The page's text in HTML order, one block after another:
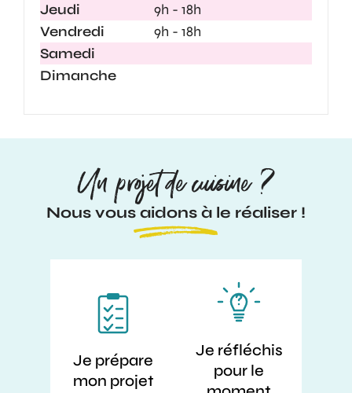
Jeudi
9h - 18h
Vendredi
9h - 18h
Samedi
Dimanche
Un projet de cuisine ?
Nous vous aidons à le réaliser !
Je prépare
mon projet
Je réfléchis
pour le